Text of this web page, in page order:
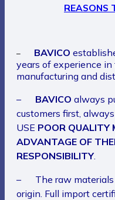
REASONS
– BAVICO
years of experience
manufacturing and
– BAVICO always
customers first,
USE POOR QUALITY
ADVANTAGE OF
RESPONSIBILITY.
– The raw materials
origin. Full import